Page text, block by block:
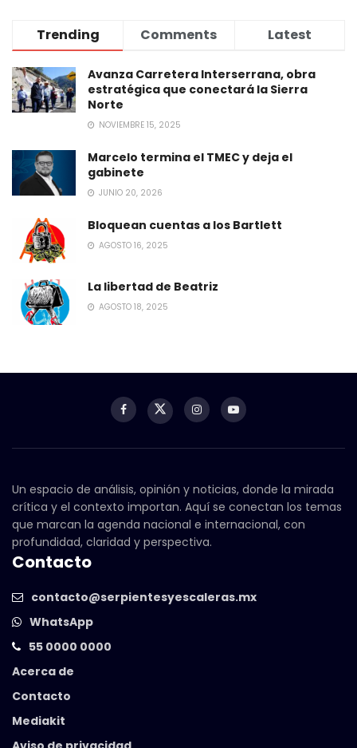
Trending Comments Latest
Avanza Carretera Interserrana, obra
estratégica que conectará la Sierra
Norte
NOVIEMBRE 15, 2025
Marcelo termina el TMEC y deja el
gabinete
JUNIO 20, 2026
Bloquean cuentas a los Bartlett
AGOSTO 16, 2025
La libertad de Beatriz
AGOSTO 18, 2025
Un espacio de análisis, opinión y noticias, donde la mirada
crítica y el contexto importan. Aquí se conectan los temas
que marcan la agenda nacional e internacional, con
profundidad, claridad y perspectiva.
Contacto
contacto@serpientesyescaleras.mx
WhatsApp
55 0000 0000
Acerca de
Contacto
Mediakit